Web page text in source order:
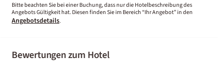
Bitte beachten Sie bei einer Buchung, dass nur die Hotelbeschreibung des
Angebots Gültigkeit hat. Diesen finden Sie im Bereich “Ihr Angebot” in den
Angebotsdetails.
Bewertungen zum Hotel